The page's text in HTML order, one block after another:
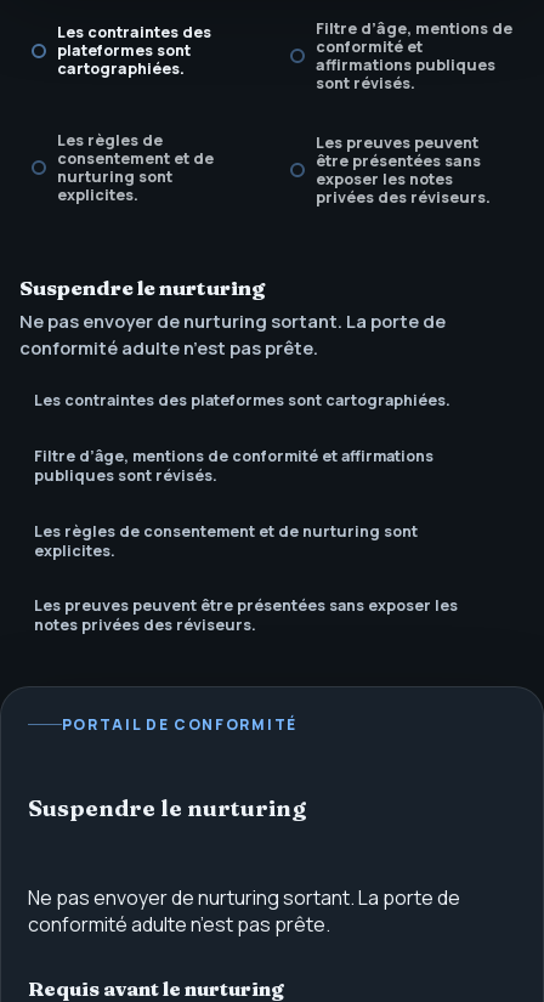
Les contraintes des
plateformes sont
cartographiées.
Filtre d’âge, mentions de
conformité et
affirmations publiques
sont révisés.
Les règles de
consentement et de
nurturing sont
explicites.
Les preuves peuvent
être présentées sans
exposer les notes
privées des réviseurs.
Suspendre le nurturing
Ne pas envoyer de nurturing sortant. La porte de
conformité adulte n’est pas prête.
Les contraintes des plateformes sont cartographiées.
Filtre d’âge, mentions de conformité et affirmations
publiques sont révisés.
Les règles de consentement et de nurturing sont
explicites.
Les preuves peuvent être présentées sans exposer les
notes privées des réviseurs.
PORTAIL DE CONFORMITÉ
Suspendre le nurturing
Ne pas envoyer de nurturing sortant. La porte de
conformité adulte n’est pas prête.
Requis avant le nurturing